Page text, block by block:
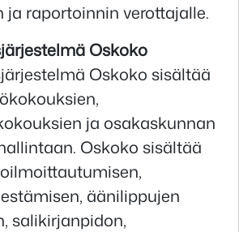
ja raportoinnin verottajalle.
Oskoko
Oskoko sisältää
ja osakaskunnan
Oskoko sisältää
äänilippujen
salikirjanpidon,